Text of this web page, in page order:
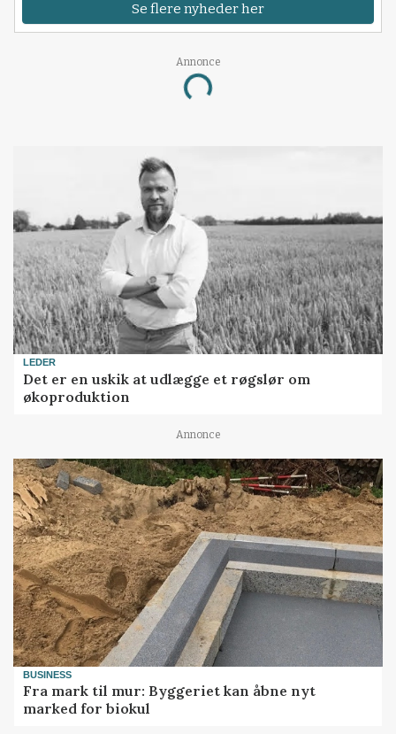
Se flere nyheder her
Annonce
Loading...
LEDER
Det er en uskik at udlægge et røgslør om
økoproduktion
Annonce
BUSINESS
Fra mark til mur: Byggeriet kan åbne nyt
marked for biokul